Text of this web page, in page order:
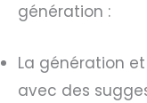
génération :
La génération
avec des